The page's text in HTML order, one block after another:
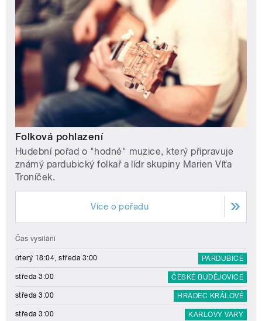
Folková pohlazení
Hudební pořad o "hodné" muzice, který připravuje
známý pardubický folkař a lídr skupiny Marien Víťa
Troníček.
Více o pořadu
Čas vysílání
úterý 18:04, středa 3:00 PARDUBICE
středa 3:00 ČESKÉ BUDĚJOVICE
středa 3:00 HRADEC KRÁLOVÉ
středa 3:00 KARLOVY VARY